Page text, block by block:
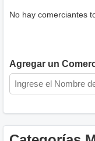
No hay comerciantes
Agregar un